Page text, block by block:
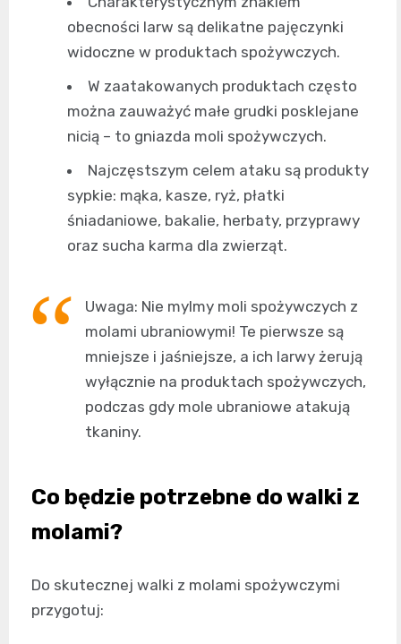
obecności larw są delikatne pajęczynki
widoczne w produktach spożywczych.
W zaatakowanych produktach często
można zauważyć małe grudki posklejane
nicią – to gniazda moli spożywczych.
Najczęstszym celem ataku są produkty
sypkie: mąka, kasze, ryż, płatki
śniadaniowe, bakalie, herbaty, przyprawy
oraz sucha karma dla zwierząt.
Uwaga: Nie mylmy moli spożywczych z
molami ubraniowymi! Te pierwsze są
mniejsze i jaśniejsze, a ich larwy żerują
wyłącznie na produktach spożywczych,
podczas gdy mole ubraniowe atakują
tkaniny.
Co będzie potrzebne do walki z
molami?
Do skutecznej walki z molami spożywczymi
przygotuj: